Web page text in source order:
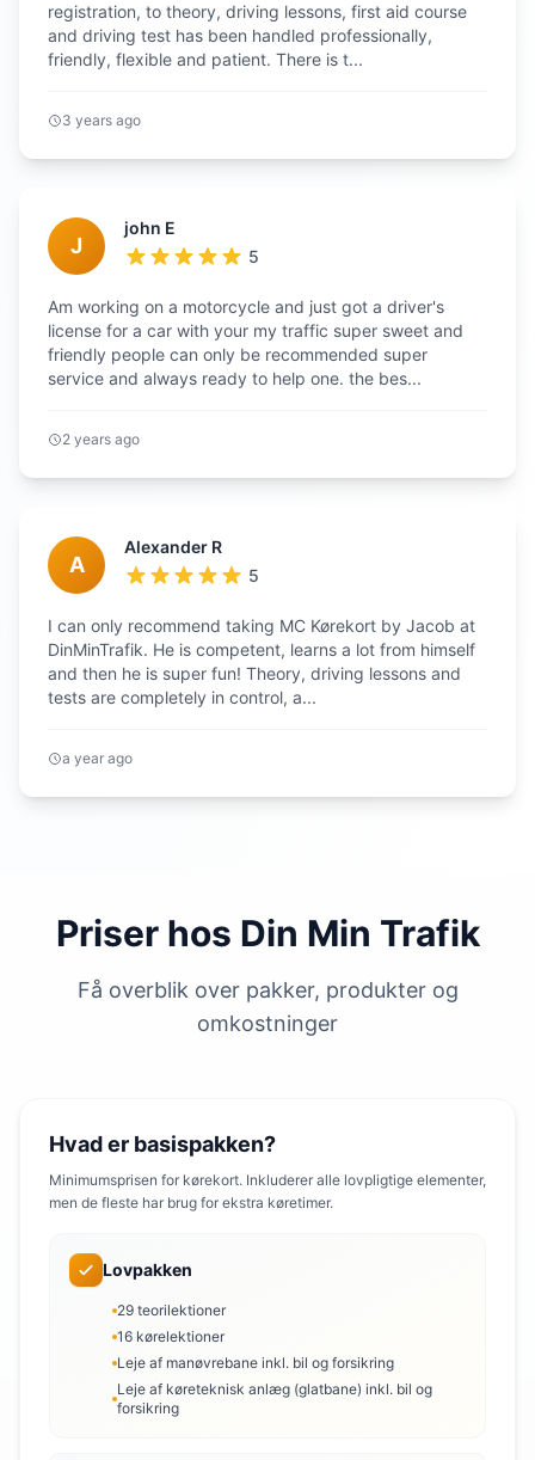
registration, to theory, driving lessons, first aid course
and driving test has been handled professionally,
friendly, flexible and patient. There is t...
3 years ago
J
john E
5
Am working on a motorcycle and just got a driver's
license for a car with your my traffic super sweet and
friendly people can only be recommended super
service and always ready to help one. the bes...
2 years ago
A
Alexander R
5
I can only recommend taking MC Kørekort by Jacob at
DinMinTrafik. He is competent, learns a lot from himself
and then he is super fun! Theory, driving lessons and
tests are completely in control, a...
a year ago
Priser hos Din Min Trafik
Få overblik over pakker, produkter og
omkostninger
Hvad er basispakken?
Minimumsprisen for kørekort. Inkluderer alle lovpligtige elementer,
men de fleste har brug for ekstra køretimer.
Lovpakken
29 teorilektioner
16 kørelektioner
Leje af manøvrebane inkl. bil og forsikring
Leje af køreteknisk anlæg (glatbane) inkl. bil og
forsikring